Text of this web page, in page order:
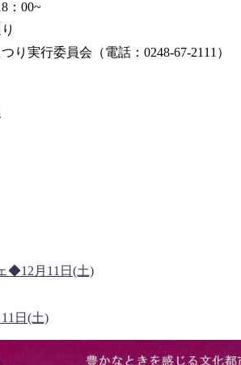
：00~
り実行委員会（電話：0248-67-2111）
日(土)